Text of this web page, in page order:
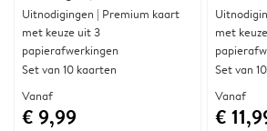
Uitnodigingen | Premium kaart
met keuze uit 3
papierafwerkingen
Set van 10 kaarten
Vanaf
€ 9,99
met
Set van
Vanaf
€